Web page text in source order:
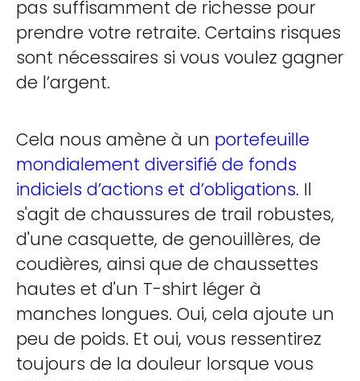
pas suffisamment de richesse pour
prendre votre retraite. Certains risques
sont nécessaires si vous voulez gagner
de l’argent.
Cela nous amène à un portefeuille
mondialement diversifié de fonds
indiciels d’actions et d’obligations. Il
s'agit de chaussures de trail robustes,
d'une casquette, de genouillères, de
coudières, ainsi que de chaussettes
hautes et d'un T-shirt léger à
manches longues. Oui, cela ajoute un
peu de poids. Et oui, vous ressentirez
toujours de la douleur lorsque vous